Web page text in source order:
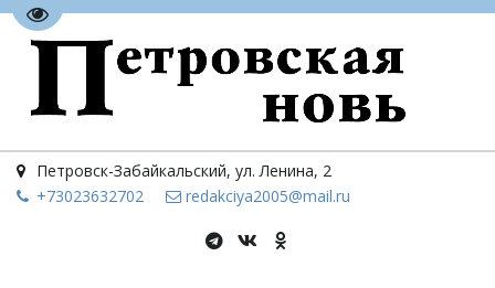
Перейти на версию для слабовидящих
Петровск-Забайкальский, ул. Ленина, 2
+73023632702 redakciya2005@mail.ru